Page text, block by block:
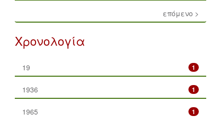
επόμενο >
Χρονολογία
1
19
1
1936
1
1965